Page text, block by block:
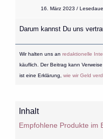
16. März 2023 /
Darum kannst Du uns
Wir halten uns an redaktionelle
käuflich. Der Beitrag kann
ist eine Erklärung, wie wir Geld
Inhalt
Empfohlene Produkte im